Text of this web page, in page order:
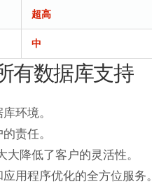
超高
中
有数据库支持
环境。
责任。
降低了客户的灵活性。
用程序优化的全方位服务。